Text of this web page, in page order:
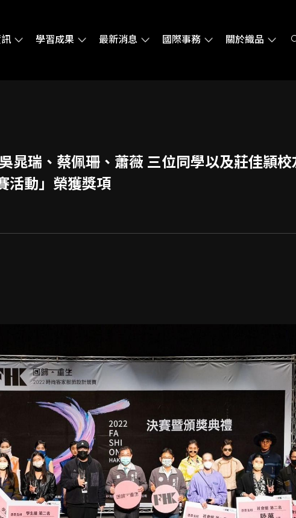
學習成果 最新消息 國際事務 關於織品
晁瑞、蔡佩珊、蕭薇 三位同學以及莊佳頴校
活動」榮獲獎項